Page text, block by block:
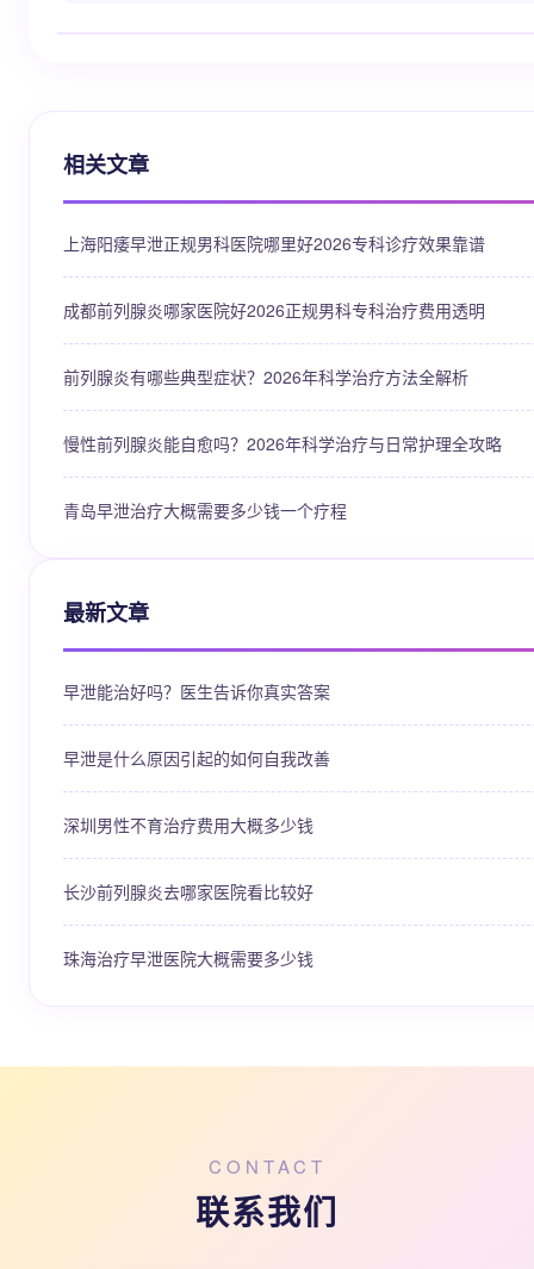
相关文章
上海阳痿早泄正规男科医院哪里好2026专科诊疗效果靠谱
成都前列腺炎哪家医院好2026正规男科专科治疗费用透明
前列腺炎有哪些典型症状？2026年科学治疗方法全解析
慢性前列腺炎能自愈吗？2026年科学治疗与日常护理全攻略
青岛早泄治疗大概需要多少钱一个疗程
最新文章
早泄能治好吗？医生告诉你真实答案
早泄是什么原因引起的如何自我改善
深圳男性不育治疗费用大概多少钱
长沙前列腺炎去哪家医院看比较好
珠海治疗早泄医院大概需要多少钱
CONTACT
联系我们